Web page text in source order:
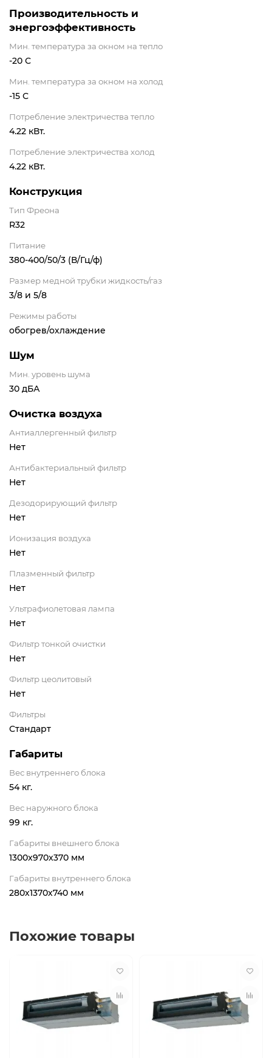
Производительность и
энергоэффективность
Мин. температура за окном на тепло
-20 С
Мин. температура за окном на холод
-15 С
Потребление электричества тепло
4.22 кВт.
Потребление электричества холод
4.22 кВт.
Конструкция
Тип Фреона
R32
Питание
380-400/50/3 (В/Гц/ф)
Размер медной трубки жидкость/газ
3/8 и 5/8
Режимы работы
обогрев/охлаждение
Шум
Мин. уровень шума
30 дБА
Очистка воздуха
Антиаллергенный фильтр
Нет
Антибактериальный фильтр
Нет
Дезодорирующий фильтр
Нет
Ионизация воздуха
Нет
Плазменный фильтр
Нет
Ультрафиолетовая лампа
Нет
Фильтр тонкой очистки
Нет
Фильтр цеолитовый
Нет
Фильтры
Стандарт
Габариты
Вес внутреннего блока
54 кг.
Вес наружного блока
99 кг.
Габариты внешнего блока
1300x970x370 мм
Габариты внутреннего блока
280х1370х740 мм
Похожие товары